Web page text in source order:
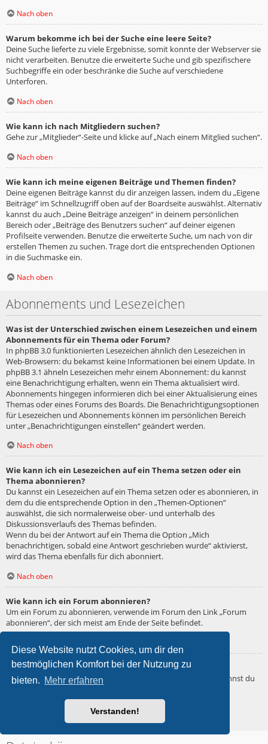
Diese Website nutzt Cookies, um dir den
bestmöglichen Komfort bei der Nutzung zu
bieten. Mehr erfahren
Verstanden!
Nach oben
Warum bekomme ich bei der Suche eine leere Seite?
Deine Suche lieferte zu viele Ergebnisse, somit konnte der Webserver sie
nicht verarbeiten. Benutze die erweiterte Suche und gib spezifischere
Suchbegriffe ein oder beschränke die Suche auf verschiedene
Unterforen.
Nach oben
Wie kann ich nach Mitgliedern suchen?
Gehe zur „Mitglieder“-Seite und klicke auf „Nach einem Mitglied suchen“.
Nach oben
Wie kann ich meine eigenen Beiträge und Themen finden?
Deine eigenen Beiträge kannst du dir anzeigen lassen, indem du „Eigene
Beiträge“ im Schnellzugriff oben auf der Boardseite auswählst. Alternativ
kannst du auch „Deine Beiträge anzeigen“ in deinem persönlichen
Bereich oder „Beiträge des Benutzers suchen“ auf deiner eigenen
Profilseite verwenden. Benutze die erweiterte Suche, um nach von dir
erstellen Themen zu suchen. Trage dort die entsprechenden Optionen
in die Suchmaske ein.
Nach oben
Abonnements und Lesezeichen
Was ist der Unterschied zwischen einem Lesezeichen und einem
Abonnements für ein Thema oder Forum?
In phpBB 3.0 funktionierten Lesezeichen ähnlich den Lesezeichen in
Web-Browsern: du bekamst keine Informationen bei einem Update. In
phpBB 3.1 ähneln Lesezeichen mehr einem Abonnement: du kannst
eine Benachrichtigung erhalten, wenn ein Thema aktualisiert wird.
Abonnements hingegen informieren dich bei einer Aktualisierung eines
Themas oder eines Forums des Boards. Die Benachrichtigungsoptionen
für Lesezeichen und Abonnements können im persönlichen Bereich
unter „Benachrichtigungen einstellen“ geändert werden.
Nach oben
Wie kann ich ein Lesezeichen auf ein Thema setzen oder ein
Thema abonnieren?
Du kannst ein Lesezeichen auf ein Thema setzen oder es abonnieren, in
dem du die entsprechende Option in den „Themen-Optionen“
auswählst, die sich normalerweise ober- und unterhalb des
Diskussionsverlaufs des Themas befinden.
Wenn du bei der Antwort auf ein Thema die Option „Mich
benachrichtigen, sobald eine Antwort geschrieben wurde“ aktivierst,
wird das Thema ebenfalls für dich abonniert.
Nach oben
Wie kann ich ein Forum abonnieren?
Um ein Forum zu abonnieren, verwende im Forum den Link „Forum
abonnieren“, der sich meist am Ende der Seite befindet.
Wie deaktiviere ich meine Abonnements?
Wenn du mehrere Abonnements deaktivieren möchtest, so kannst du
verwalten“ machen.